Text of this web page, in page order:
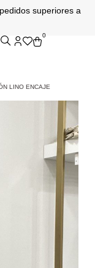
superiores a
0
LINO ENCAJE